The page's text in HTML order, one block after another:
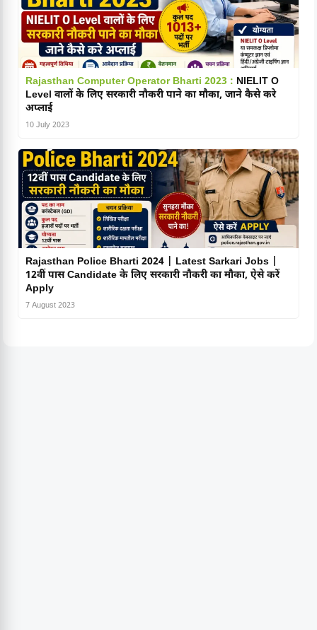
Rajasthan Computer Operator Bharti 2023 : NIELIT O
Level वालों के लिए सरकारी नौकरी पाने का मौका, जाने कैसे करे
अप्लाई
10 July 2023
Rajasthan Police Bharti 2024 | Latest Sarkari Jobs |
12वीं पास Candidate के लिए सरकारी नौकरी का मौका, ऐसे करें
Apply
7 August 2023